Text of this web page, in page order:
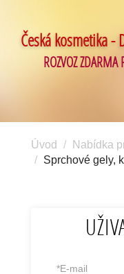
Česká kosmetika -
ROZVOZ
Úvod Nabídka
Sprchové gely,